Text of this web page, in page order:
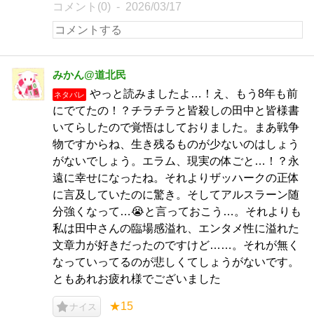
コメント(0) 2026/03/17
みかん@道北民
ネタバレ
やっと読みましたよ…！え、もう8年も前
にでてたの！？チラチラと皆殺しの田中と皆様書
いてらしたので覚悟はしておりました。まあ戦争
物ですからね、生き残るものが少ないのはしょう
がないでしょう。エラム、現実の体ごと…！？永
遠に幸せになったね。それよりザッハークの正体
に言及していたのに驚き。そしてアルスラーン随
分強くなって…😭と言っておこう…。それよりも
私は田中さんの臨場感溢れ、エンタメ性に溢れた
文章力が好きだったのですけど……。それが無く
なっていってるのが悲しくてしょうがないです。
ともあれお疲れ様でございました
ナイス ★15